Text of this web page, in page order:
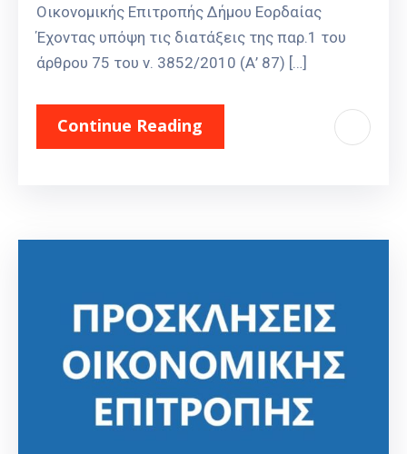
Οικονομικής Επιτροπής Δήμου Εορδαίας
Έχοντας υπόψη τις διατάξεις της παρ.1 του
άρθρου 75 του ν. 3852/2010 (Α’ 87) […]
Continue Reading